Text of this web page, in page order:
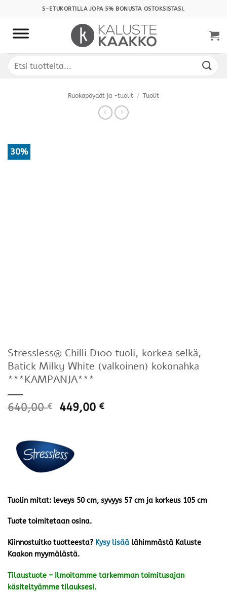
content
S-ETUKORTILLA JOPA 5% BONUSTA OSTOKSISTASI.
Etsi:
Ruokapöydät ja -tuolit / Tuolit
30%
Stressless® Chilli D100 tuoli, korkea selkä,
Batick Milky White (valkoinen) kokonahka
***KAMPANJA***
640,00€ 449,00€
Tuolin mitat: leveys 50 cm, syvyys 57 cm ja korkeus 105 cm
Tuote toimitetaan osina.
Kiinnostuitko tuotteesta? Kysy lisää lähimmästä Kaluste
Kaakon myymälästä.
Tilaustuote – Ilmoitamme tarkemman toimitusajan
käsiteltyämme tilauksesi.